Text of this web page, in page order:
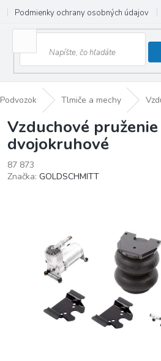
Podmienky ochrany osobných údajov
Podvozok Tlmiče a mechy
Vzduchové
dvojokruhové
87 873
Značka: GOLDSCHMITT